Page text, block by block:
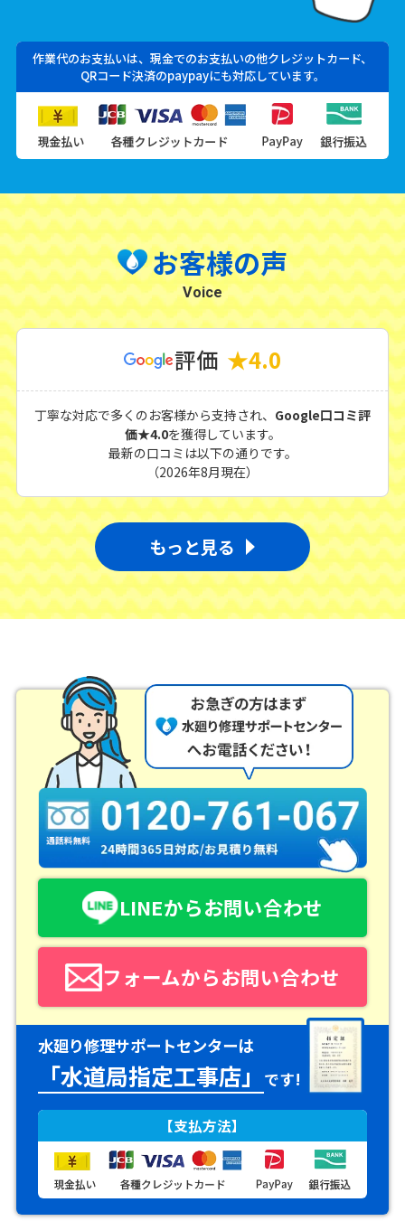
作業代のお支払いは、現金でのお支払いの他クレジットカード、
QRコード決済のpaypayにも対応しています。
お客様の声
Voice
評価 ★4.0
丁寧な対応で多くのお客様から支持され、 Google口コミ評
価★4.0を獲得しています。
最新の口コミは以下の通りです。
（2026年8月現在）
もっと見る
LINEからお問い合わせ
フォームからお問い合わせ
水廻り修理サポートセンターは
「水道局指定工事店」 です!
【支払方法】